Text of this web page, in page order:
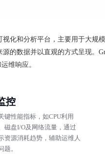
视化和分析平台，主要用于大规
源的数据并以直观的方式呈现
维响应。
控
键性能指标，如CPU利用
磁盘I/O及网络流量，通过
资源消耗趋势，辅助运维人
题。